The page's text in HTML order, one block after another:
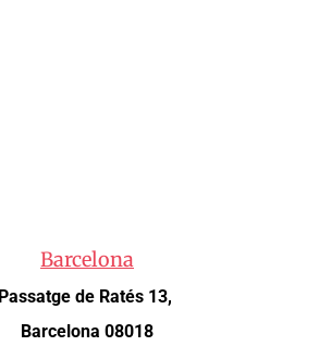
Barcelona
Passatge de Ratés 13,
Barcelona 08018